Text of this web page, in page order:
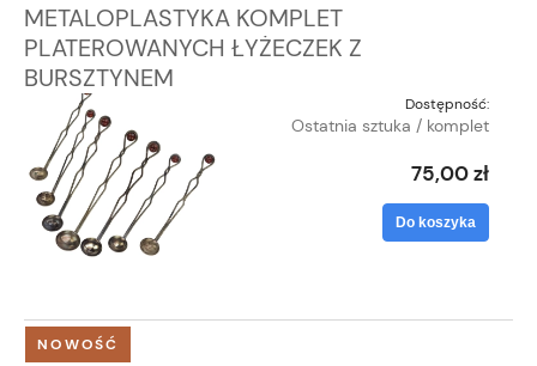
METALOPLASTYKA KOMPLET
PLATEROWANYCH ŁYŻECZEK Z
BURSZTYNEM
Dostępność:
Ostatnia sztuka / komplet
75,00 zł
Do koszyka
NOWOŚĆ